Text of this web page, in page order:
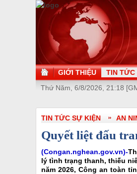
GIỚI THIỆU TIN TỨC
Thứ Năm, 6/8/2026, 21:18
TIN TỨC SỰ KIỆN AN
Quyết liệt đấu
(Congan.nghean.gov.vn)-
lý tình trạng thanh, thiếu
năm 2026, Công an toàn